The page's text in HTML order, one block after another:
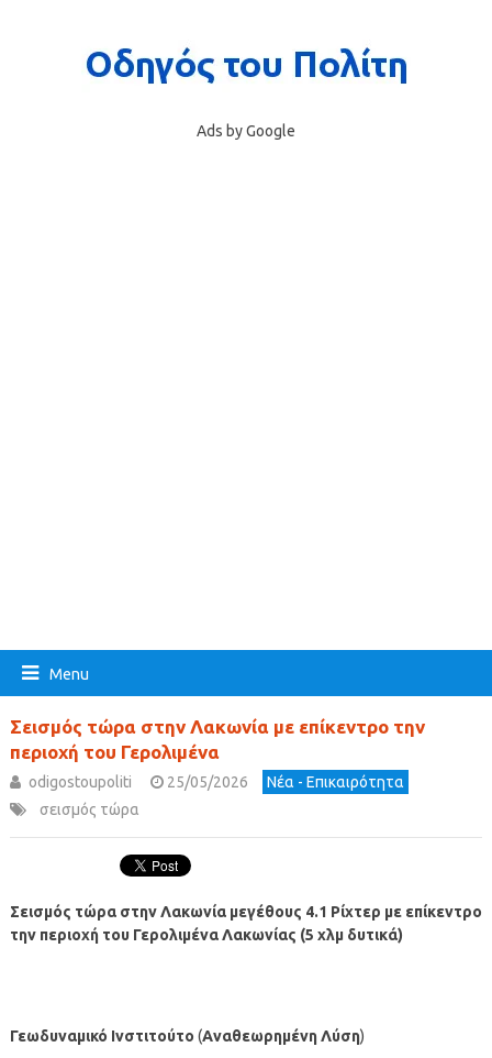
Ads by Google
Menu
Σεισμός τώρα στην Λακωνία με επίκεντρο την
περιοχή του Γερολιμένα
odigostoupoliti 25/05/2026
Νέα - Επικαιρότητα
σεισμός τώρα
Σεισμός τώρα στην Λακωνία μεγέθους 4.1 Ρίχτερ με επίκεντρο
την περιοχή του Γερολιμένα Λακωνίας (5 χλμ δυτικά)
Γεωδυναμικό Ινστιτούτο (ΑναθεωρημένηΛύση)